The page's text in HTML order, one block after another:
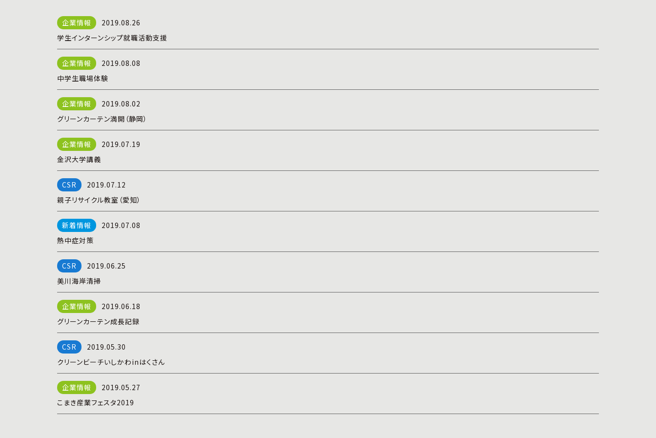
2019.08.26
学生インターンシップ就職活動支援
2019.08.08
中学生職場体験
2019.08.02
グリーンカーテン満開（静岡）
2019.07.19
金沢大学講義
2019.07.12
親子リサイクル教室（愛知）
2019.07.08
熱中症対策
2019.06.25
美川海岸清掃
2019.06.18
グリーンカーテン成長記録
2019.05.30
クリーンビーチいしかわinはくさん
2019.05.27
こまき産業フェスタ2019